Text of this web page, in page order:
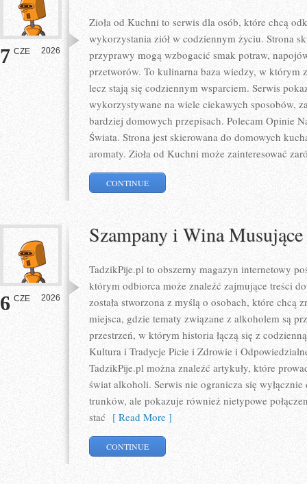
7 CZE 2026
Zioła od Kuchni to serwis dla osób, które chcą
wykorzystania ziół w codziennym życiu. Strona
przyprawy mogą wzbogacić smak potraw,
przetworów. To kulinarna baza wiedzy, w którym
lecz stają się codziennym wsparciem. Serwis
wykorzystywane na wiele ciekawych sposobów,
bardziej domowych przepisach. Polecam Opinie
Świata. Strona jest skierowana do domowych
aromaty. Zioła od Kuchni może zainteresować
CONTINUE
6 CZE 2026
Szampany i Wina Musujące
TadzikPije.pl to obszerny magazyn internetowy
którym odbiorca może znaleźć zajmujące treści
została stworzona z myślą o osobach, które chcą
miejsca, gdzie tematy związane z alkoholem są
przestrzeń, w którym historia łączą się z
Kultura i Tradycje Picie i Zdrowie i
TadzikPije.pl można znaleźć artykuły, które
świat alkoholi. Serwis nie ogranicza się
trunków, ale pokazuje również nietypowe
stać [ Read More ]
CONTINUE